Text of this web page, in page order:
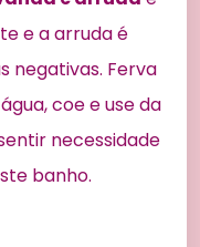
e a arruda é
negativas. Ferva
coe e use da
necessidade
banho.